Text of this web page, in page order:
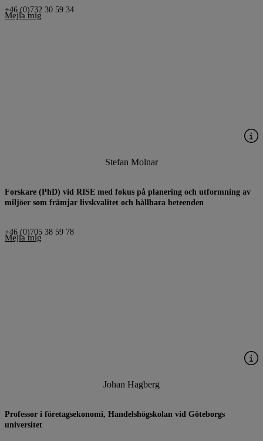
+46 (0)732 30 59 34
Mejla mig
Stefan Molnar
Forskare (PhD) vid RISE med fokus på planering och utformning av
miljöer som främjar livskvalitet och hållbara beteenden
+46 (0)705 38 59 78
Mejla mig
Johan Hagberg
Professor i företagsekonomi, Handelshögskolan vid Göteborgs
universitet